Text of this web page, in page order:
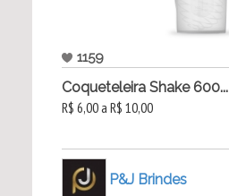
1159
Coqueteleira Shake 600...
R$ 6,00 a R$ 10,00
P&J Brindes